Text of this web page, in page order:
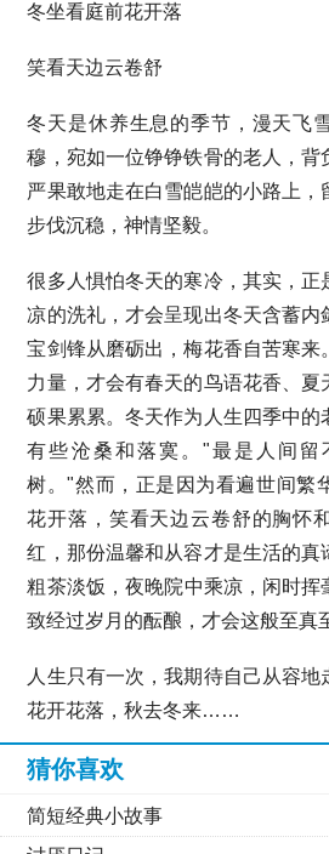
冬坐看庭前花开落
笑看天边云卷舒
冬天是休养生息的季节，漫天飞
穆，宛如一位铮铮铁骨的老人，背
严果敢地走在白雪皑皑的小路上，
步伐沉稳，神情坚毅。
很多人惧怕冬天的寒冷，其实，正
凉的洗礼，才会呈现出冬天含蓄内
宝剑锋从磨砺出，梅花香自苦寒来
力量，才会有春天的鸟语花香、夏
硕果累累。冬天作为人生四季中的
有些沧桑和落寞。"最是人间留
树。"然而，正是因为看遍世间繁
花开落，笑看天边云卷舒的胸怀
红，那份温馨和从容才是生活的真
粗茶淡饭，夜晚院中乘凉，闲时
致经过岁月的酝酿，才会这般至真
人生只有一次，我期待自己从容
花开花落，秋去冬来……
猜你喜欢
简短经典小故事